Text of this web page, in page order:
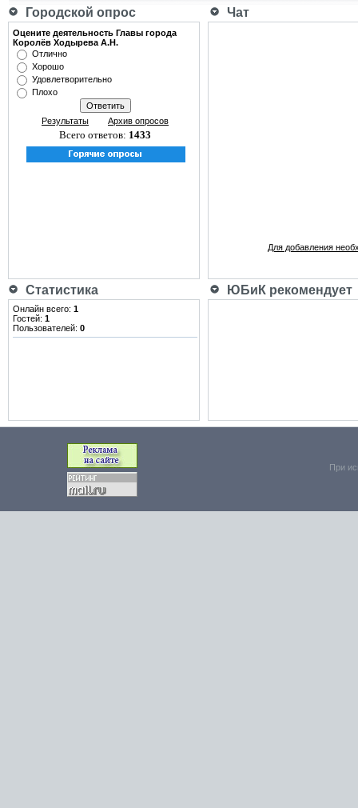
Городской опрос Чат
Оцените деятельность Главы города
Королёв Ходырева А.Н.
Отлично
Хорошо
Удовлетворительно
Плохо
Результаты Архив опросов
Всего ответов: 1433
Для добавления
Статистика ЮБиК рекомендует
Онлайн всего: 1
Гостей: 1
Пользователей: 0
При